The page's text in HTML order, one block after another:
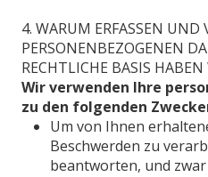
4. WARUM ERFASSEN UND
PERSONENBEZOGENEN
RECHTLICHE BASIS
Wir verwenden Ihre
zu den folgenden
Um von Ihnen
Beschwerden zu
beantworten, und